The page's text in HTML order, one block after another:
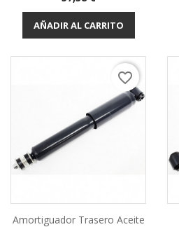
AÑADIR AL CARRITO
Amortiguador Trasero Aceite
favorite_border